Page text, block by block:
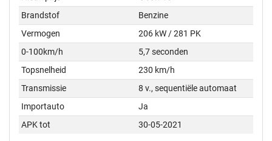
Brandstof
Benzine
Vermogen
206 kW / 281 PK
0-100km/h
5,7 seconden
Topsnelheid
230 km/h
Transmissie
8 v., sequentiële automaat
Importauto
Ja
APK tot
30-05-2021